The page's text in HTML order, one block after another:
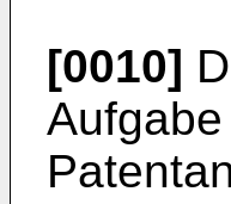
[0010]